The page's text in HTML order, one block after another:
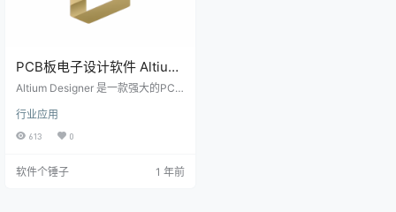
PCB板电子设计软件 Altium
Designer Enterprise
Mac25.7.1.20【软件个锤子
·R1107】
Altium Designer 是一款强大的PC
m 公司开发。它将原理图设计、PC
B绘制、自动布线、电路仿真、信号
解决方案。这款软件涵盖了电子产
行业应用
613 0
软件个锤子 1 年前